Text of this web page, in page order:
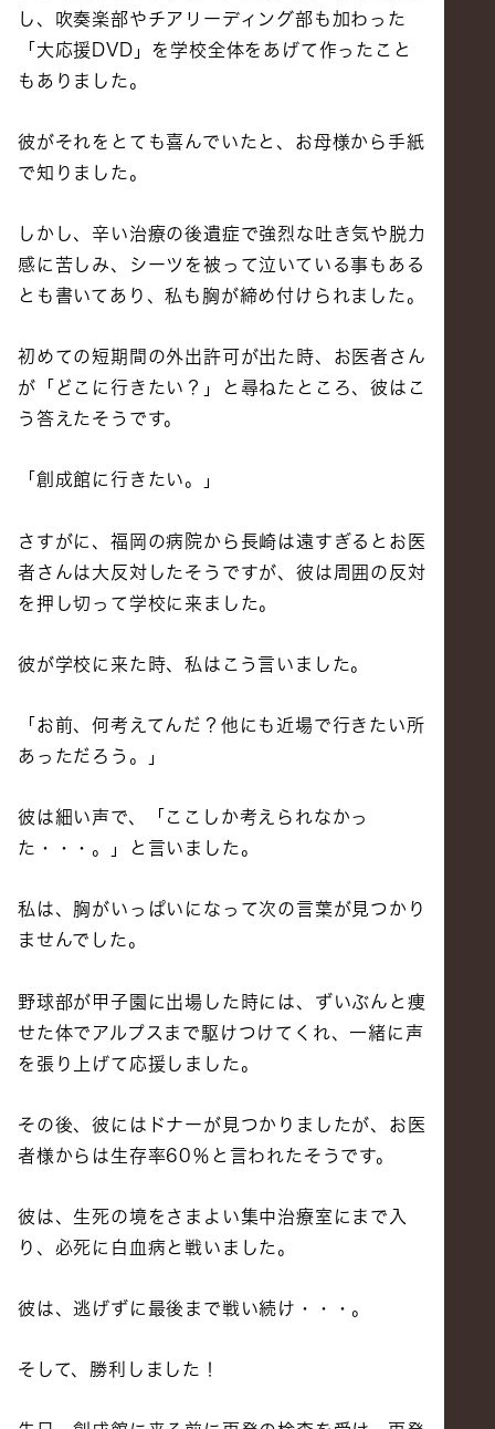
し、吹奏楽部やチアリーディング部も加わった
「大応援DVD」を学校全体をあげて作ったこと
もありました。
彼がそれをとても喜んでいたと、お母様から手紙
で知りました。
しかし、辛い治療の後遺症で強烈な吐き気や脱力
感に苦しみ、シーツを被って泣いている事もある
とも書いてあり、私も胸が締め付けられました。
初めての短期間の外出許可が出た時、お医者さん
が「どこに行きたい？」と尋ねたところ、彼はこ
う答えたそうです。
「創成館に行きたい。」
さすがに、福岡の病院から長崎は遠すぎるとお医
者さんは大反対したそうですが、彼は周囲の反対
を押し切って学校に来ました。
彼が学校に来た時、私はこう言いました。
「お前、何考えてんだ？他にも近場で行きたい所
あっただろう。」
彼は細い声で、「ここしか考えられなかっ
た・・・。」と言いました。
私は、胸がいっぱいになって次の言葉が見つかり
ませんでした。
野球部が甲子園に出場した時には、ずいぶんと痩
せた体でアルプスまで駆けつけてくれ、一緒に声
を張り上げて応援しました。
その後、彼にはドナーが見つかりましたが、お医
者様からは生存率60％と言われたそうです。
彼は、生死の境をさまよい集中治療室にまで入
り、必死に白血病と戦いました。
彼は、逃げずに最後まで戦い続け・・・。
そして、勝利しました！